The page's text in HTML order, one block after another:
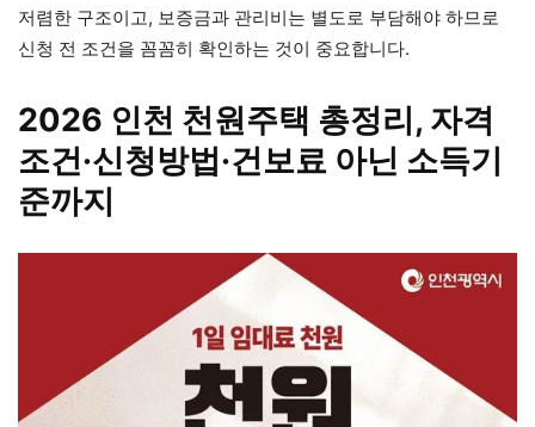
저렴한 구조이고, 보증금과 관리비는 별도로 부담해야 하므로
신청 전 조건을 꼼꼼히 확인하는 것이 중요합니다.
2026 인천 천원주택 총정리, 자격
조건·신청방법·건보료 아닌 소득기
준까지